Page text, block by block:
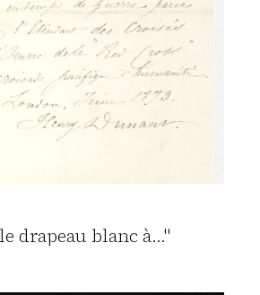
drapeau blanc à..."